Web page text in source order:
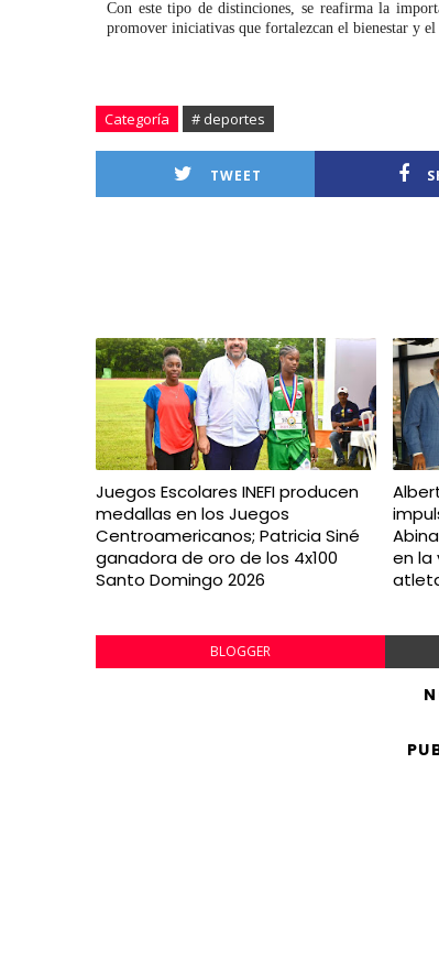
Con este tipo de distinciones, se reafirma la
promover iniciativas que fortalezcan el bienestar y
Categoría # deportes
TWEET
Juegos Escolares INEFI producen
medallas en los Juegos
Centroamericanos; Patricia Siné
ganadora de oro de los 4x100
Santo Domingo 2026
en la
BLOGGER